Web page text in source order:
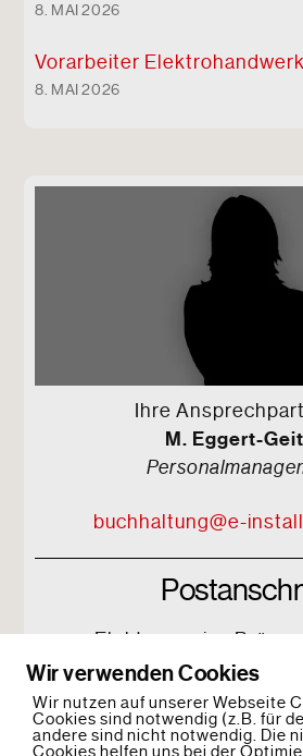
8. MAI 2026
Vorarbeiter Elektro
8. MAI 2026
Ihre
M. Eggert-
buchhaltung@e-
Elektroservice
Zu den Hufen 6
17034
Wir verwenden Cookies
Wir nutzen auf unserer Webseite
Cookies sind notwendig (z.B. für
andere sind nicht notwendig. Die
Cookies helfen uns bei der